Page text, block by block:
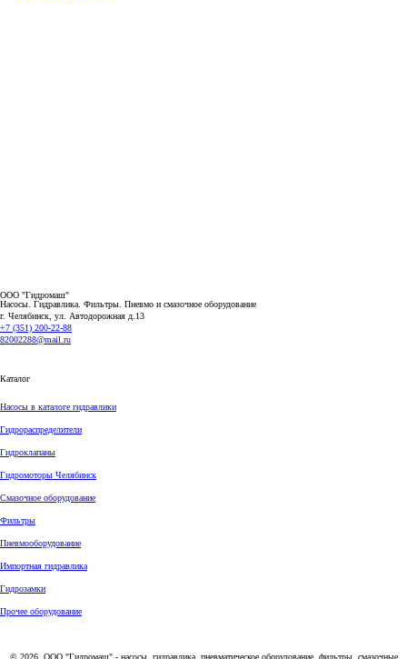
ООО "Гидромаш"
Насосы. Гидравлика. Фильтры. Пневмо и смазочное оборудование
г. Челябинск, ул. Автодорожная д.13
+7 (351) 200-22-88
82002288@mail.ru
Каталог
Насосы в каталоге гидравлики
Гидрораспределители
Гидроклапаны
Гидромоторы Челябинск
Смазочное оборудование
Фильтры
Пневмооборудование
Импортная гидравлика
Гидрозамки
Прочее оборудование
© 2026, ООО "Гидромаш" - насосы, гидравлика, пневматическое оборудование, фильтры, смазочные